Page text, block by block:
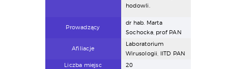
hodowli.
Prowadzący
dr hab. Marta
Sochocka, prof PAN
Afiliacje
Laboratorium
Wirusologii, IITD PAN
Liczba miejsc
20